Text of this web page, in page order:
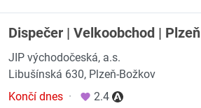
Dispečer | Velkoobchod | Plzeň
JIP východočeská, a.s.
Libušínská 630, Plzeň-Božkov
Končí dnes · 2.4